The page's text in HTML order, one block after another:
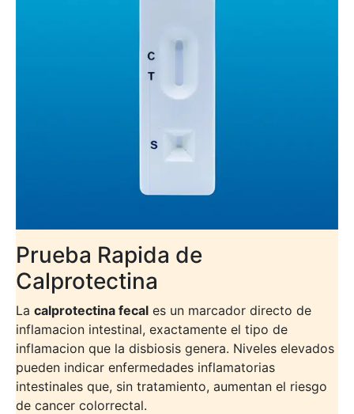
Prueba Rapida de
Calprotectina
La calprotectina fecal es un marcador directo de
inflamacion intestinal, exactamente el tipo de
inflamacion que la disbiosis genera. Niveles elevados
pueden indicar enfermedades inflamatorias
intestinales que, sin tratamiento, aumentan el riesgo
de cancer colorrectal.